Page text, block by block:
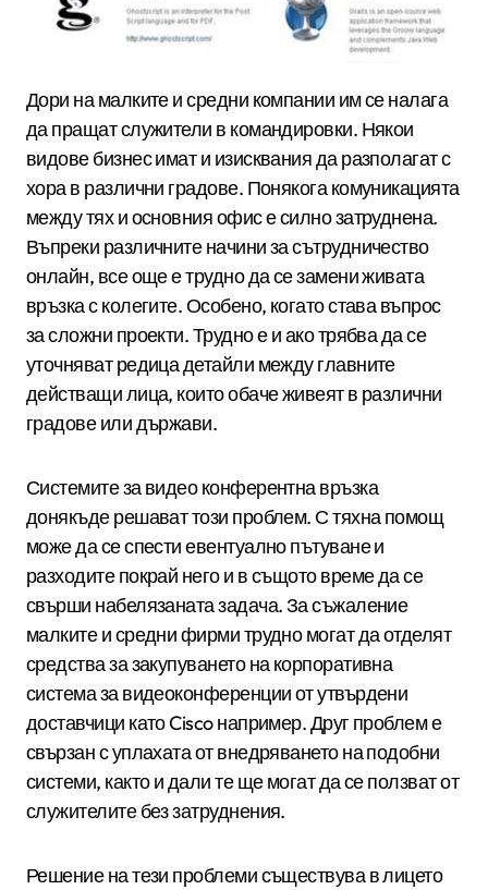
Дори на малките и средни компании им се налага
да пращат служители в командировки. Някои
видове бизнес имат и изисквания да разполагат с
хора в различни градове. Понякога комуникацията
между тях и основния офис е силно затруднена.
Въпреки различните начини за сътрудничество
онлайн, все още е трудно да се замени живата
връзка с колегите. Особено, когато става въпрос
за сложни проекти. Трудно е и ако трябва да се
уточняват редица детайли между главните
действащи лица, които обаче живеят в различни
градове или държави.
Системите за видео конферентна връзка
донякъде решават този проблем. С тяхна помощ
може да се спести евентуално пътуване и
разходите покрай него и в същото време да се
свърши набелязаната задача. За съжаление
малките и средни фирми трудно могат да отделят
средства за закупуването на корпоративна
система за видеоконференции от утвърдени
доставчици като Cisco например. Друг проблем е
свързан с уплахата от внедряването на подобни
системи, както и дали те ще могат да се ползват от
служителите без затруднения.
Решение на тези проблеми съществува в лицето